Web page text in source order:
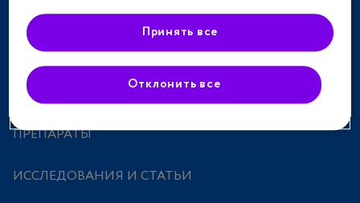
СПЕЦПРОЕКТЫ
МЕРОПРИЯТИЯ
ПРЕПАРАТЫ
ИССЛЕДОВАНИЯ И СТАТЬИ
Отклонить все
Принять все